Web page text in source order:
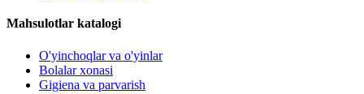
Mahsulotlar katalogi
O'yinchoqlar va o'yinlar
Bolalar xonasi
Gigiena va parvarish